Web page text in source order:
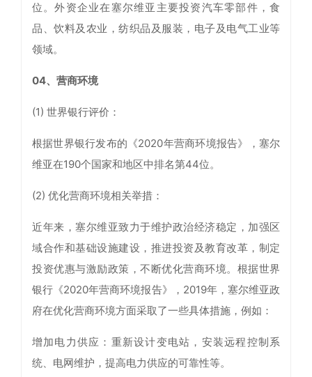
位。外资企业在塞尔维亚主要投资汽车零部件，食
品、饮料及农业，纺织品及服装，电子及电气工业等
领域。
04、营商环境
(1) 世界银行评价：
根据世界银行发布的《2020年营商环境报告》，塞尔
维亚在190个国家和地区中排名第44位。
(2) 优化营商环境相关举措：
近年来，塞尔维亚致力于维护政治经济稳定，加强区
域合作和基础设施建设，推进投资及教育改革，制定
投资优惠与激励政策，不断优化营商环境。根据世界
银行《2020年营商环境报告》，2019年，塞尔维亚政
府在优化营商环境方面采取了一些具体措施，例如：
增加电力供应：重新设计变电站，安装远程控制系
统、电网维护，提高电力供应的可靠性等。